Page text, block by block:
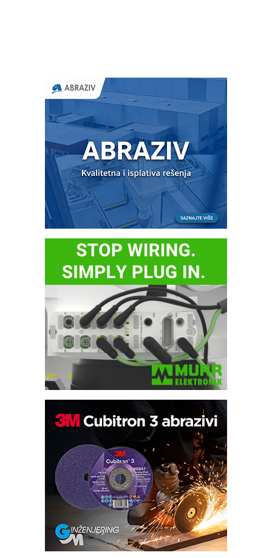
Automatizacija pakovanja · Display
(Shelf-Ready) omotnice
Potpuna efikasnost bez složenih
sistema
Trajna oznaka kao dugoročna korist
Bezbednost na prvom mestu!
IB BLUMENAUER - više od 40 godina
poverenja u industriji